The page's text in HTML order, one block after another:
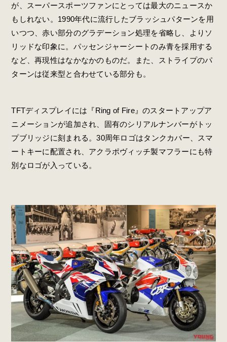
が、スーパースポーツファンにとっては最大のニュースか
もしれない。1990年代に流行したブラッシュパターンを用
いつつ、赤い部分のグラデーション処理を省略し、よりソ
リッドな印象に。パッセンジャーシートのみ青を採用する
など、再現性はなかなかのものだ。また、ストライプのパ
ターンは従来型と合わせている部分も。
TFTディスプレイには『Ring of Fire』のスタートアップア
ニメーションが追加され、固有のシリアルナンバーがトッ
プブリッジに刻まれる。30周年ロゴはタンクカバー、スマ
ートキーに配置され、アクラポヴィッチ製マフラーにも特
別なロゴが入っている。